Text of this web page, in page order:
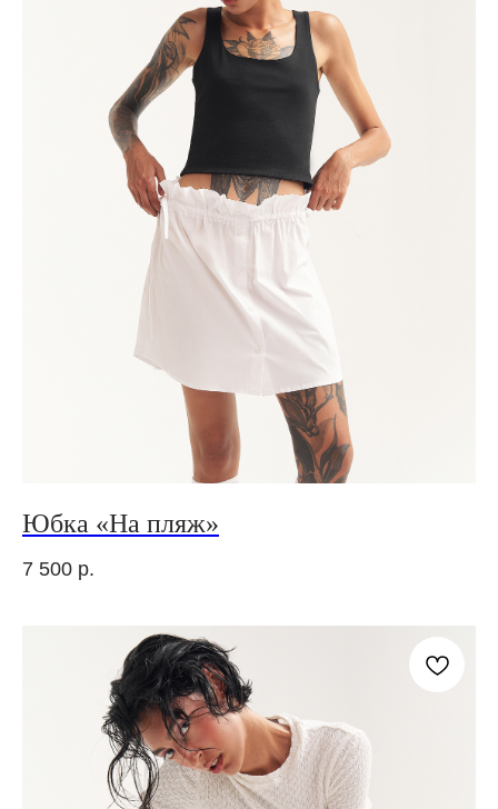
Юбка «На пляж»
7 500 р.